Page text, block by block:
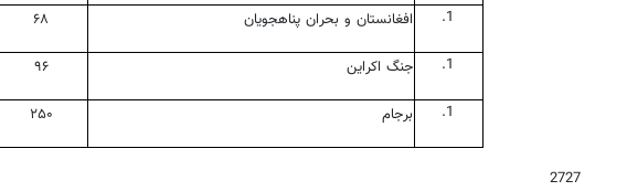
افغانستان و بحران پناهجویان ۶۸
جنگ اکراین ۹۶
برجام ۲۵۰
2727